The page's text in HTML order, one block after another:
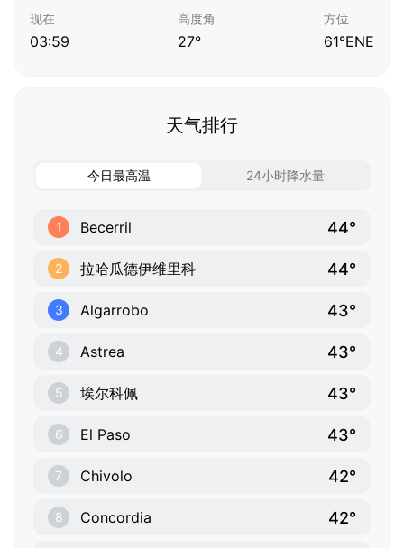
现在
03:59
高度角
27°
方位
61°ENE
天气排行
今日最高温 24小时降水量
1 Becerril 44°
2 拉哈瓜德伊维里科 44°
3 Algarrobo 43°
4 Astrea 43°
5 埃尔科佩 43°
6 El Paso 43°
7 Chivolo 42°
8 Concordia 42°